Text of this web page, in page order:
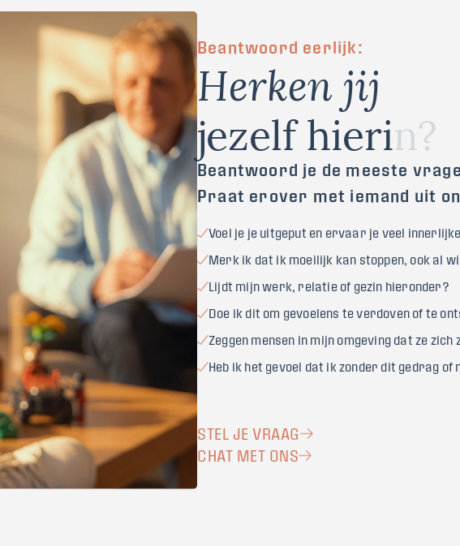
Beantwoord eerlijk:
Herken jij
jezelf hierin?
Beantwoord je de meeste
Praat erover met iemand uit
Voel je je uitgeput en ervaar je veel
Merk ik dat ik moeilijk kan stoppen, ook al
Lijdt mijn werk, relatie of gezin hieronder?
Doe ik dit om gevoelens te verdoven of te
Zeggen mensen in mijn omgeving dat ze zich
Heb ik het gevoel dat ik zonder dit gedrag
STEL JE VRAAG
CHAT MET ONS